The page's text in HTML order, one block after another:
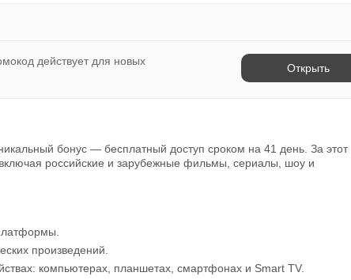
действует для новых
Открыть
бонус — бесплатный доступ сроком на 41 день. За этот
российские и зарубежные фильмы, сериалы, шоу и
произведений.
компьютерах, планшетах, смартфонах и Smart TV.
Проверяй акции, делай видео-обзор и зарабатывайт от 1000